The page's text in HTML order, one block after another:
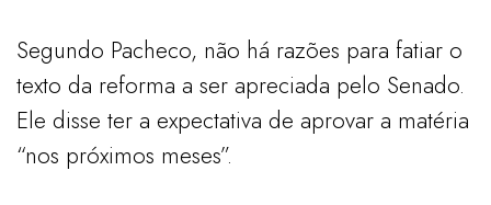
Segundo Pacheco, não há razões para fatiar o
texto da reforma a ser apreciada pelo Senado.
Ele disse ter a expectativa de aprovar a matéria
“nos próximos meses”.